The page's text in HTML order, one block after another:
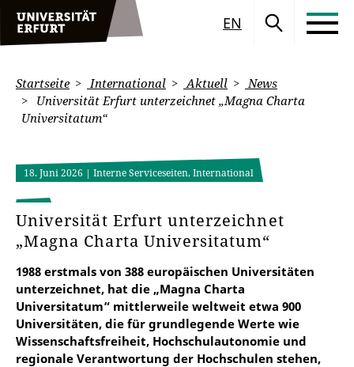
EN
Startseite International Aktuell
News
Universität Erfurt unterzeichnet „Magna Charta
Universitatum“
18. Juni 2026 | Interne Serviceseiten, International
Universität Erfurt unterzeichnet
„Magna Charta Universitatum“
1988 erstmals von 388 europäischen Universitäten
unterzeichnet, hat die „Magna Charta
Universitatum“ mittlerweile weltweit etwa 900
Universitäten, die für grundlegende Werte wie
Wissenschaftsfreiheit, Hochschulautonomie und
regionale Verantwortung der Hochschulen stehen,